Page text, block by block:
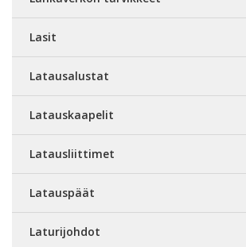
Lasit
Latausalustat
Latauskaapelit
Latausliittimet
Latauspäät
Laturijohdot